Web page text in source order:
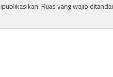
Ruas yang wajib ditandai